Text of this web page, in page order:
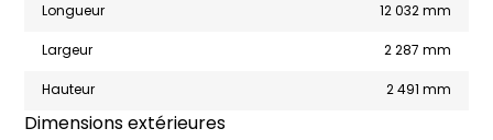
Longueur
12 032 mm
Largeur
2 287 mm
Hauteur
2 491 mm
Dimensions extérieures